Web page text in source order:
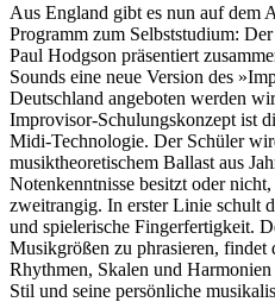
Aus England gibt es nun auf dem
Programm zum Selbststudium:
Paul Hodgson präsentiert
Sounds eine neue Version des
Deutschland angeboten werden
Improvisor-Schulungskonzept ist
Midi-Technologie. Der Schüler
musiktheoretischem Ballast aus
Notenkenntnisse besitzt oder
zweitrangig. In erster Linie schult
und spielerische Fingerfertigkeit.
Musikgrößen zu phrasieren,
Rhythmen, Skalen und
Stil und seine persönliche